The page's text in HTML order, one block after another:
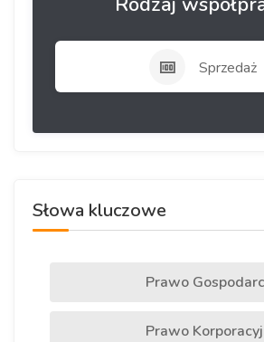
Sprzedaż
Słowa kluczowe
Prawo
Prawo